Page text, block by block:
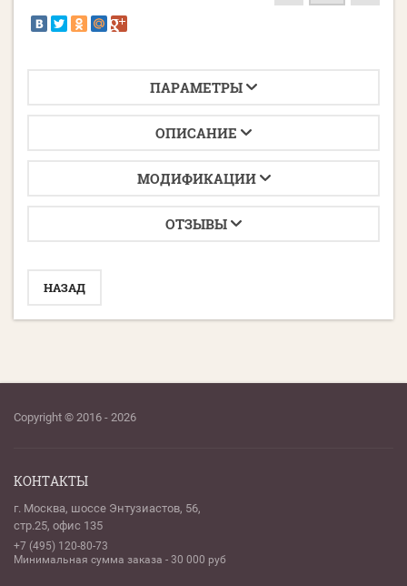
ПАРАМЕТРЫ
ОПИСАНИЕ
МОДИФИКАЦИИ
ОТЗЫВЫ
НАЗАД
Copyright © 2016 - 2026
КОНТАКТЫ
г. Москва, шоссе Энтузиастов, 56,
стр.25, офис 135
+7 (495) 120-80-73
Минимальная сумма заказа - 30 000 руб